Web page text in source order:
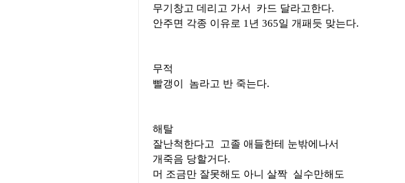
무기창고 데리고 가서 카드 달라고한다.
안주면 각종 이유로 1년 365일 개패듯 맞는다.
무적
빨갱이 놈라고 반 죽는다.
해탈
잘난척한다고 고졸 애들한테 눈밖에나서
개죽음 당할거다.
머 조금만 잘못해도 아니 살짝 실수만해도